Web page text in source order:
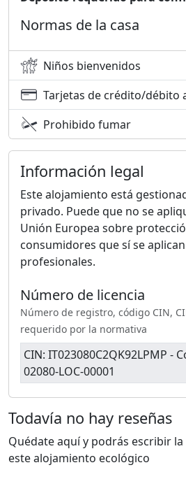
Normas de la casa
Niños bienvenidos
Tarjetas de crédito/débito
Prohibido fumar
Información legal
Este alojamiento está
privado. Puede que no se
Unión Europea sobre
consumidores que sí se
profesionales.
Número de licencia
Número de registro, código CIN,
requerido por la normativa
CIN: IT023080C2QK92LPMP -
02080-LOC-00001
Todavía no hay reseñas
Quédate aquí y podrás escribir
este alojamiento ecológico